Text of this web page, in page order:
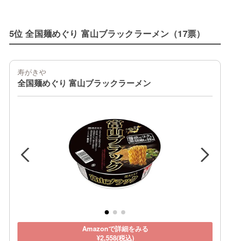
5位 全国麺めぐり 富山ブラックラーメン（17票）
寿がきや
全国麺めぐり 富山ブラックラーメン
Amazonで詳細をみる
¥2,558(税込)